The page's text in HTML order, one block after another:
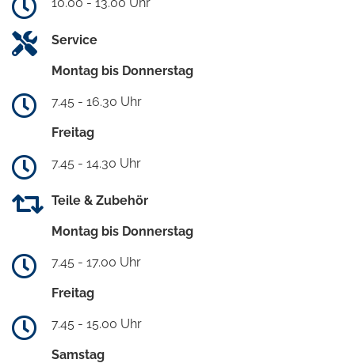
Service
Montag bis Donnerstag
7.45 - 16.30 Uhr
Freitag
7.45 - 14.30 Uhr
Teile & Zubehör
Montag bis Donnerstag
7.45 - 17.00 Uhr
Freitag
7.45 - 15.00 Uhr
Samstag